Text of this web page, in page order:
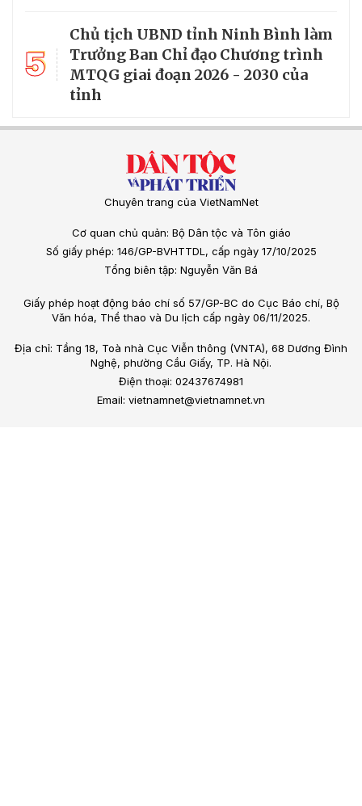
5
Chủ tịch UBND tỉnh Ninh Bình làm
Trưởng Ban Chỉ đạo Chương trình
MTQG giai đoạn 2026 - 2030 của
tỉnh
Chuyên trang của VietNamNet
Cơ quan chủ quản: Bộ Dân tộc và Tôn giáo
Số giấy phép: 146/GP-BVHTTDL, cấp ngày 17/10/2025
Tổng biên tập: Nguyễn Văn Bá
Giấy phép hoạt động báo chí số 57/GP-BC do Cục Báo chí, Bộ
Văn hóa, Thể thao và Du lịch cấp ngày 06/11/2025.
Địa chỉ: Tầng 18, Toà nhà Cục Viễn thông (VNTA), 68 Dương Đình
Nghệ, phường Cầu Giấy, TP. Hà Nội.
Điện thoại: 02437674981
Email: vietnamnet@vietnamnet.vn